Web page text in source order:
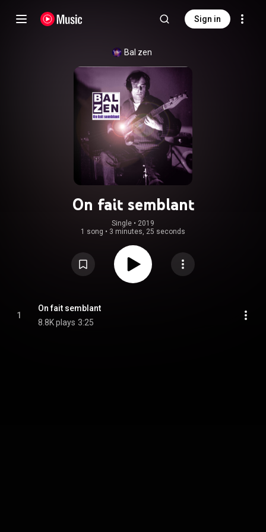
Sign in
Bal zen
On fait semblant
Single • 2019
1 song • 3 minutes, 25 seconds
1
On fait semblant
8.8K plays 3:25